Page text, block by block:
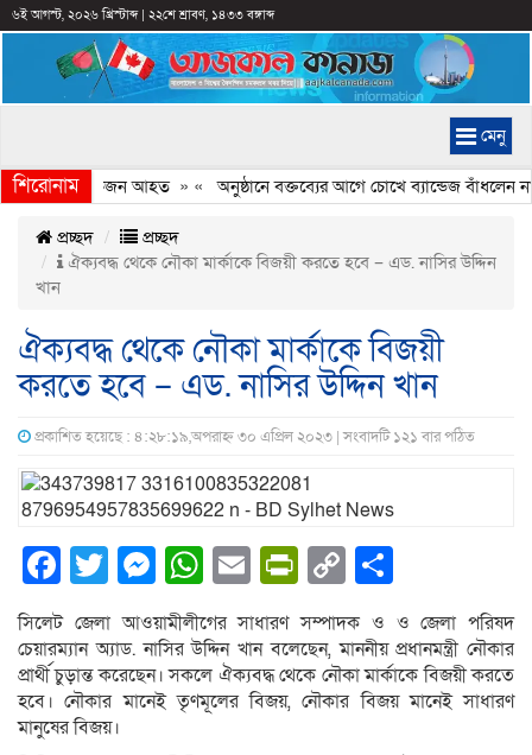
৬ই আগস্ট, ২০২৬ খ্রিস্টাব্দ| ২২শে শ্রাবণ, ১৪৩৩ বঙ্গাব্দ
মেনু
শিরোনাম
সংঘর্ষ, কয়েকজন আহত» « অনুষ্ঠানে বক্তব্যের আগে চোখে ব্যান্ডেজ বাঁধলেন
প্রচ্ছদ
প্রচ্ছদ
ঐক্যবদ্ধ থেকে নৌকা মার্কাকে বিজয়ী করতে হবে – এড. নাসির উদ্দিন
খান
ঐক্যবদ্ধ থেকে নৌকা মার্কাকে বিজয়ী
করতে হবে – এড. নাসির উদ্দিন খান
প্রকাশিত হয়েছে : ৪:২৮:১৯,অপরাহ্ন ৩০ এপ্রিল ২০২৩ | সংবাদটি ১২১ বার পঠিত
Facebook
Twitter
Messenger
WhatsApp
EmailPrintFriendly
Copy
সিলেট জেলা আওয়ামীলীগের সাধারণ সম্পাদক ও ও জেলা পরিষদ
চেয়ারম্যান অ্যাড. নাসির উদ্দিন খান বলেছেন, মাননীয় প্রধানমন্ত্রী নৌকার
প্রার্থী চুড়ান্ত করেছেন। সকলে ঐক্যবদ্ধ থেকে নৌকা মার্কাকে বিজয়ী করতে
হবে। নৌকার মানেই তৃণমূলের বিজয়, নৌকার বিজয় মানেই সাধারণ
মানুষের বিজয়।